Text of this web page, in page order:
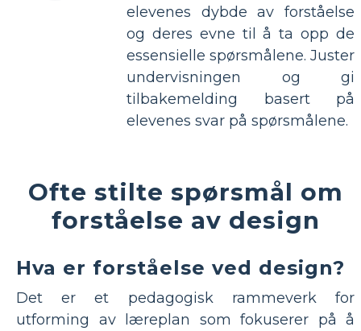
elevenes dybde av forståelse
og deres evne til å ta opp de
essensielle spørsmålene. Juster
undervisningen og gi
tilbakemelding basert på
elevenes svar på spørsmålene.
Ofte stilte spørsmål om
forståelse av design
Hva er forståelse ved design?
Det er et pedagogisk rammeverk for
utforming av læreplan som fokuserer på å